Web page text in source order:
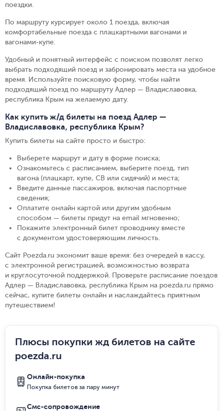
поездки.
По маршруту курсирует около 1 поезда, включая
комфортабельные поезда с плацкартными вагонами и
вагонами-купе.
Удобный и понятный интерфейс с поиском позволят легко
выбрать подходящий поезд и забронировать места на удобное
время. Используйте поисковую форму, чтобы найти
подходящий поезд по маршруту Адлер — Владиславовка,
республика Крым на желаемую дату.
Как купить ж/д билеты на поезд Адлер —
Владиславовка, республика Крым?
Купить билеты на сайте просто и быстро:
Выберете маршрут и дату в форме поиска;
Ознакомьтесь с расписанием, выберите поезд, тип
вагона (плацкарт, купе, СВ или сидячий) и места;
Введите данные пассажиров, включая паспортные
сведения;
Оплатите онлайн картой или другим удобным
способом — билеты придут на email мгновенно;
Покажите электронный билет проводнику вместе
с документом удостоверяющим личность.
Сайт Poezda.ru экономит ваше время: без очередей в кассу,
с электронной регистрацией, возможностью возврата
и круглосуточной поддержкой. Проверьте расписание поездов
Адлер — Владиславовка, республика Крым на poezda.ru прямо
сейчас, купите билеты онлайн и наслаждайтесь приятным
путешествием!
Плюсы покупки жд билетов на сайте
poezda.ru
Онлайн-покупка
Покупка билетов за пару минут
Смс-сопровождение